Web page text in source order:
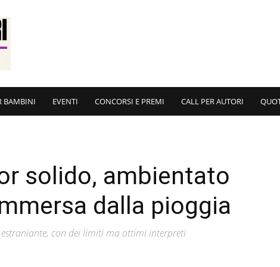
BAMBINI EVENTI CONCORSI E PREMI CALL PER AUTORI
solido, ambientato
dalla pioggia
con dei limiti ma ottimi interpreti